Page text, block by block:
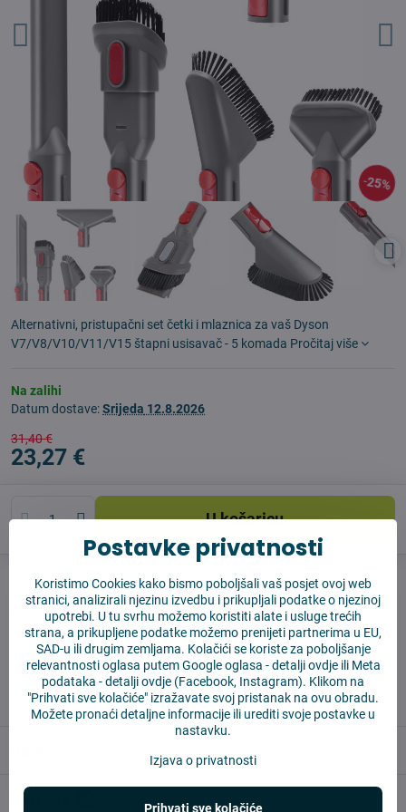
25%
Alternativni, pristupačni set četki i mlaznica za vaš Dyson
V7/V8/V10/V11/V15 štapni usisavač - 5 komada Pročitaj više
Na zalihi
Datum dostave:Srijeda 12.8.2026
31,40 €
23,27 €
U košaricu
Pas čuvar Shippings
Proizvođač:Vysajto.sk
✅ Spremno za slanje odmah
✅ BESPLATNA dostava iznad 55 EUR
✅ 14 dana za povrat robe
Postavke privatnosti
Koristimo Cookies kako bismo poboljšali vaš posjet ovoj web
stranici, analizirali njezinu izvedbu i prikupljali podatke o njezinoj
upotrebi. U tu svrhu možemo koristiti alate i usluge trećih
strana, a prikupljene podatke možemo prenijeti partnerima u EU,
SAD-u ili drugim zemljama. Kolačići se koriste za poboljšanje
relevantnosti oglasa putem Google oglasa -detalji ovdjeili Meta
podataka -detalji ovdje (Facebook, Instagram). Klikom na
"Prihvati sve kolačiće" izražavate svoj pristanak na ovu obradu.
Možete pronaći detaljne informacije ili urediti svoje postavke u
nastavku.
Izjava o privatnosti
Prihvati sve kolačiće